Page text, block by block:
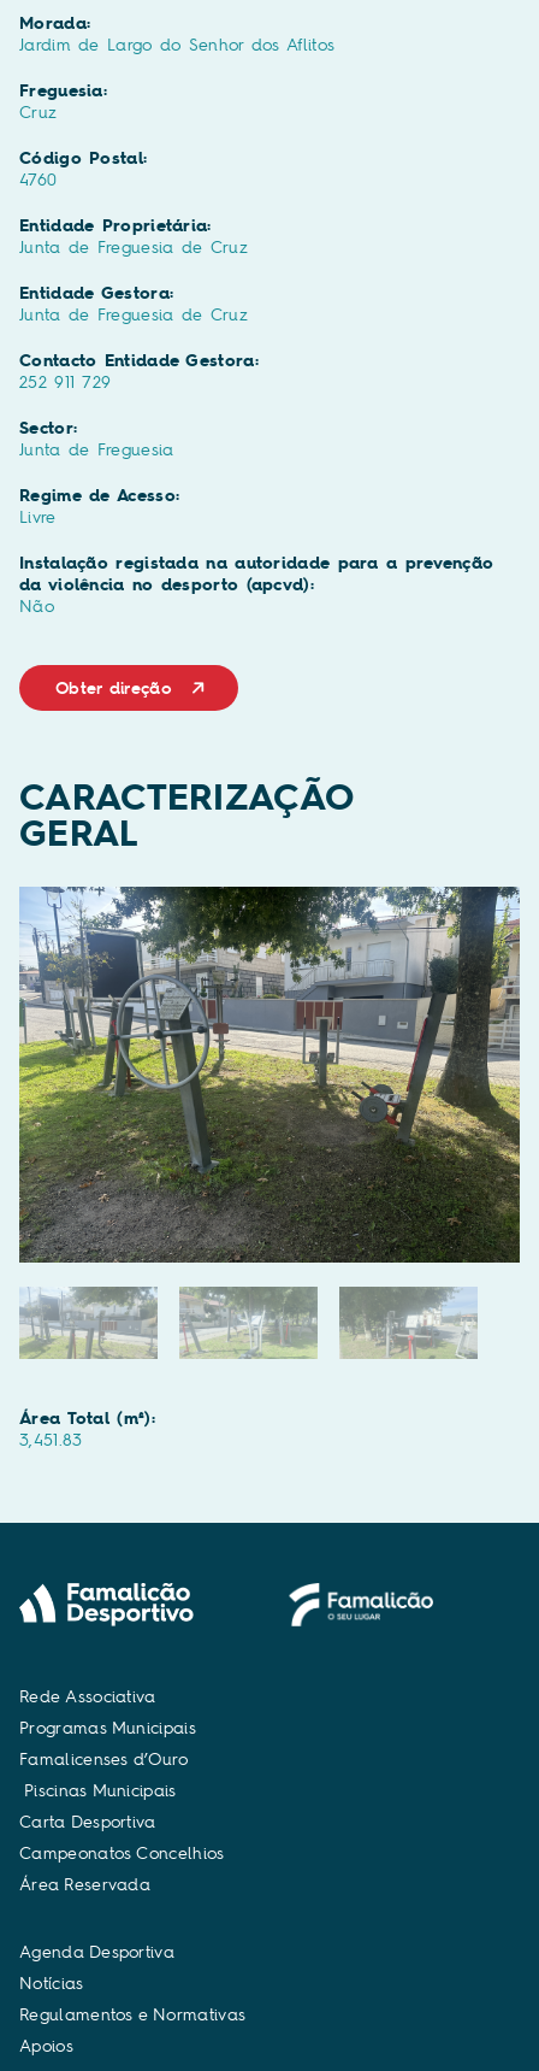
Morada:
Jardim de Largo do Senhor dos Aflitos
Freguesia:
Cruz
Código Postal:
4760
Entidade Proprietária:
Junta de Freguesia de Cruz
Entidade Gestora:
Junta de Freguesia de Cruz
Contacto Entidade Gestora:
252 911 729
Sector:
Junta de Freguesia
Regime de Acesso:
Livre
Instalação registada na autoridade para a prevenção
da violência no desporto (apcvd):
Não
Obter direção
CARACTERIZAÇÃO
GERAL
Área Total (m²):
3,451.83
Rede Associativa
Programas Municipais
Famalicenses d’Ouro
Piscinas Municipais
Carta Desportiva
Campeonatos Concelhios
Área Reservada
Agenda Desportiva
Notícias
Regulamentos e Normativas
Apoios